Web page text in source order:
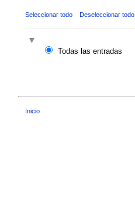
Seleccionar todo Deseleccionar todo
Todas las entradas
Inicio